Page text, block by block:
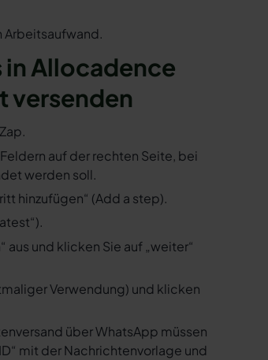
Arbeitsaufwand.
Allocadence
versenden
auf der rechten Seite, bei
werden soll.
hinzufügen“ (Add a step).
und klicken Sie auf „weiter“
Verwendung) und klicken
über WhatsApp müssen
mit der Nachrichtenvorlage und